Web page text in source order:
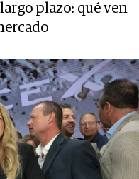
plazo: qué ven